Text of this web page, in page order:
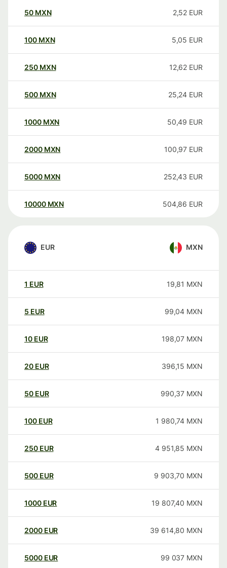
50 MXN 2,52 EUR
100 MXN 5,05 EUR
250 MXN 12,62 EUR
500 MXN 25,24 EUR
1000 MXN 50,49 EUR
2000 MXN 100,97 EUR
5000 MXN 252,43 EUR
10000 MXN 504,86 EUR
EUR MXN
1 EUR 19,81 MXN
5 EUR 99,04 MXN
10 EUR 198,07 MXN
20 EUR 396,15 MXN
50 EUR 990,37 MXN
100 EUR 1 980,74 MXN
250 EUR 4 951,85 MXN
500 EUR 9 903,70 MXN
1000 EUR 19 807,40 MXN
2000 EUR 39 614,80 MXN
5000 EUR 99 037 MXN